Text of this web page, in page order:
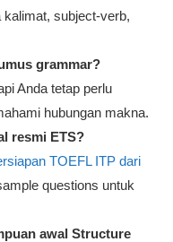
subject-verb,
grammar?
Anda tetap perlu
hubungan makna.
resmi ETS?
TOEFL ITP dari
questions untuk
awal Structure